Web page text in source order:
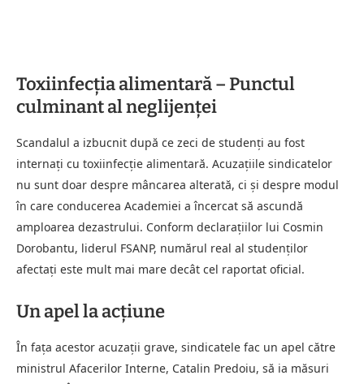
Toxiinfecția alimentară – Punctul
culminant al neglijenței
Scandalul a izbucnit după ce zeci de studenți au fost
internați cu toxiinfecție alimentară. Acuzațiile sindicatelor
nu sunt doar despre mâncarea alterată, ci și despre modul
în care conducerea Academiei a încercat să ascundă
amploarea dezastrului. Conform declarațiilor lui Cosmin
Dorobantu, liderul FSANP, numărul real al studenților
afectați este mult mai mare decât cel raportat oficial.
Un apel la acțiune
În fața acestor acuzații grave, sindicatele fac un apel către
ministrul Afacerilor Interne, Catalin Predoiu, să ia măsuri